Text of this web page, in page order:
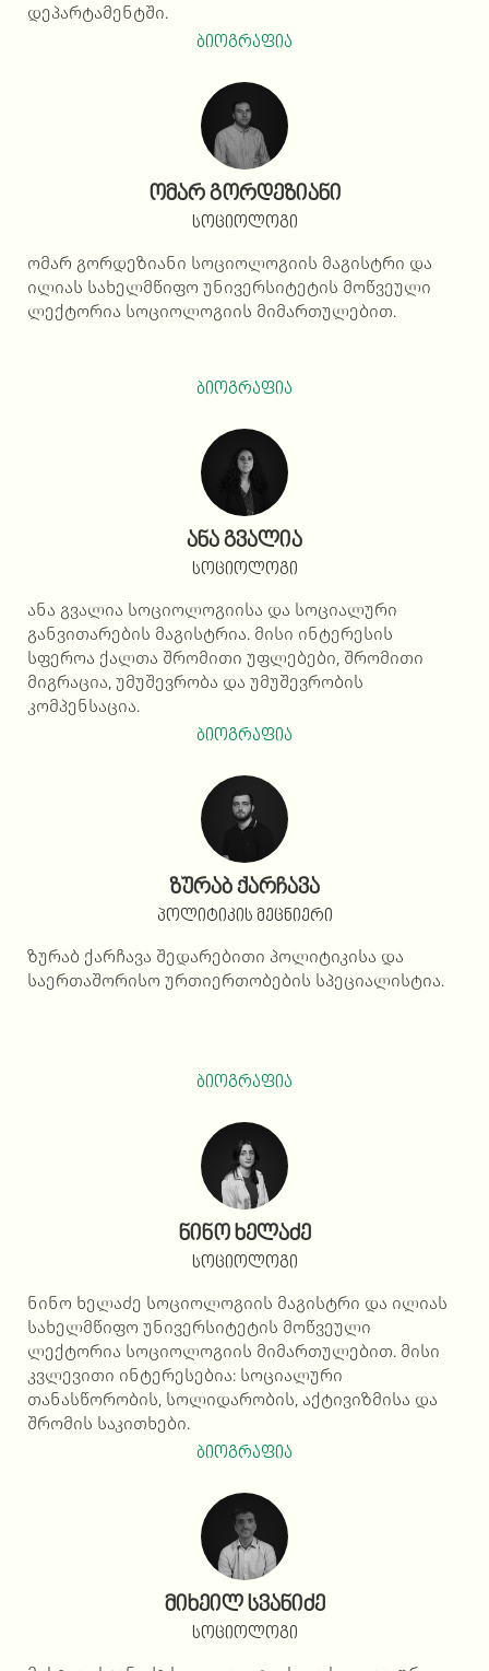
დეპარტამენტში.
ბიოგრაფია
ომარ გორდეზიანი
სოციოლოგი
ომარ გორდეზიანი სოციოლოგიის მაგისტრი და
ილიას სახელმწიფო უნივერსიტეტის მოწვეული
ლექტორია სოციოლოგიის მიმართულებით.
ბიოგრაფია
ანა გვალია
სოციოლოგი
ანა გვალია სოციოლოგიისა და სოციალური
განვითარების მაგისტრია. მისი ინტერესის
სფეროა ქალთა შრომითი უფლებები, შრომითი
მიგრაცია, უმუშევრობა და უმუშევრობის
კომპენსაცია.
ბიოგრაფია
ზურაბ ქარჩავა
პოლიტიკის მეცნიერი
ზურაბ ქარჩავა შედარებითი პოლიტიკისა და
საერთაშორისო ურთიერთობების სპეციალისტია.
ბიოგრაფია
ნინო ხელაძე
სოციოლოგი
ნინო ხელაძე სოციოლოგიის მაგისტრი და ილიას
სახელმწიფო უნივერსიტეტის მოწვეული
ლექტორია სოციოლოგიის მიმართულებით. მისი
კვლევითი ინტერესებია: სოციალური
თანასწორობის, სოლიდარობის, აქტივიზმისა და
შრომის საკითხები.
ბიოგრაფია
მიხეილ სვანიძე
სოციოლოგი